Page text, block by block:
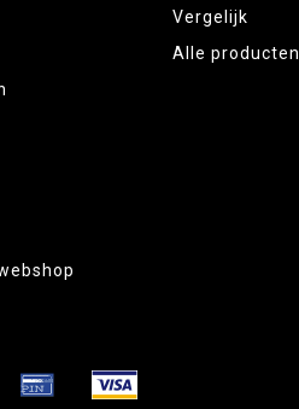
Vergelijk
Alle producten